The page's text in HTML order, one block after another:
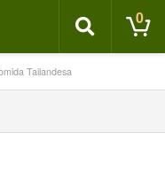
0
Tailandesa